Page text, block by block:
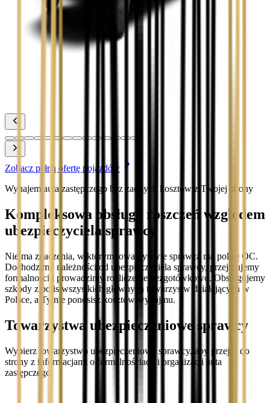
Toyota Prius
Zobacz pełną ofertę pojazdów
Wynajem auta zastępczego bez żadnych kosztów z Twojej strony
Kompleksowa obsługa roszczeń względem
ubezpieczyciela sprawcy
Nie ma znaczenia, w którym towarzystwie sprawca ma polisę OC.
Dochodzimy należności od ubezpieczyciela sprawcy, przejmujemy
formalności i prowadzimy rozliczenie bezgotówkowo. Obsługujemy
szkody z polis wszystkich głównych towarzystw działających w
Polsce, a Ty nie ponosisz kosztów wynajmu.
Towarzystwa ubezpieczeniowe sprawcy
Wybierz towarzystwo ubezpieczeniowe sprawcy, aby przejść do
strony z informacjami o formalnościach i organizacji auta
zastępczego.